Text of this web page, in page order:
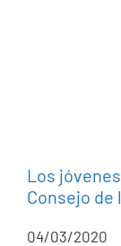
Los
Consejo
04/03/2020